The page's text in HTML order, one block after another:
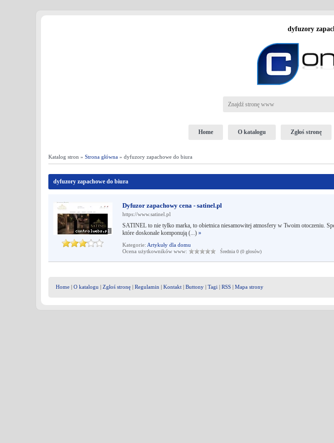
dyfuzory
Home O katalogu Zgłoś stronę
Katalog stron » Strona główna » dyfuzory zapachowe do biura
dyfuzory zapachowe do biura
Dyfuzor zapachowy cena - satinel.pl
https://www.satinel.pl
SATINEL to nie tylko marka, to obietnica niesamowitej atmosfery w Twoim otoczeniu.
które doskonale komponują (...) »
Kategorie: Artykuły dla domu
Ocena użytkowników www:
Średnia 0 (0 głosów)
Home | O katalogu | Zgłoś stronę | Regulamin | Kontakt | Buttony | Tagi | RSS | Mapa strony